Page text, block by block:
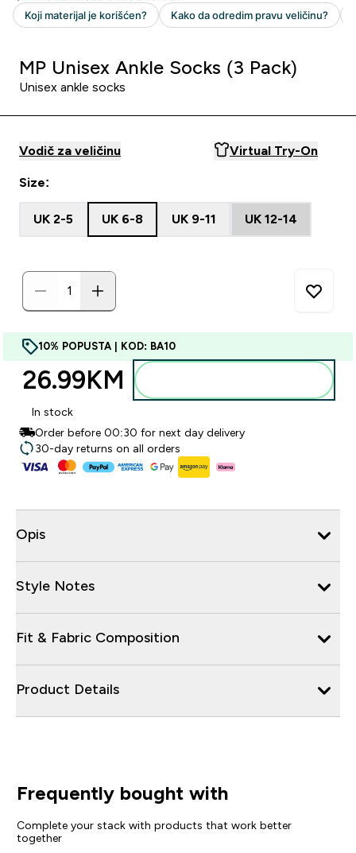
MP Unisex Ankle Socks (3 Pack)
Unisex ankle socks
Vodič za veličinu Virtual Try-On
Size:
UK 2-5 UK 6-8 UK 9-11 UK 12-14
10% POPUSTA | KOD: BA10
26.99KM‎
In stock
Order before 00:30 for next day delivery
30-day returns on all orders
Opis
Style Notes
Fit & Fabric Composition
Product Details
Frequently bought with
Complete your stack with products that work better
together